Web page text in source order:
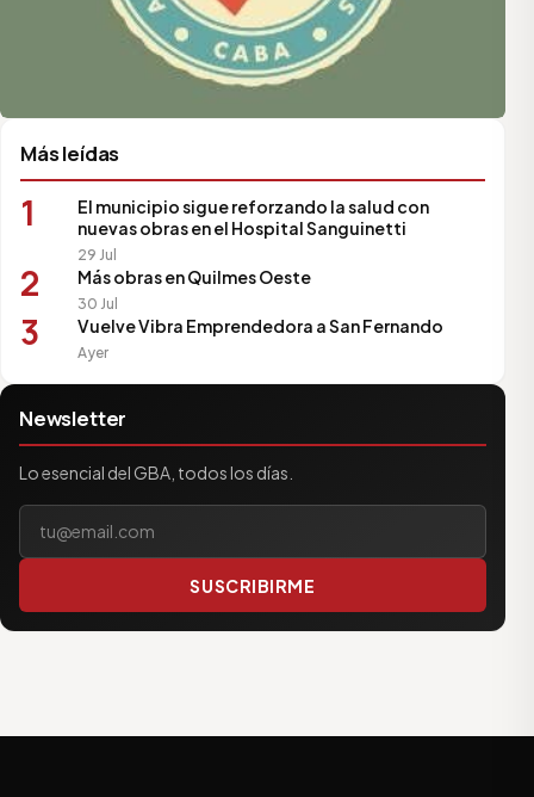
Más leídas
1
El municipio sigue reforzando la salud con
nuevas obras en el Hospital Sanguinetti
29 Jul
2 Más obras en Quilmes Oeste
30 Jul
3 Vuelve Vibra Emprendedora a San Fernando
Ayer
Newsletter
Lo esencial del GBA, todos los días.
Tu correo electrónico
SUSCRIBIRME